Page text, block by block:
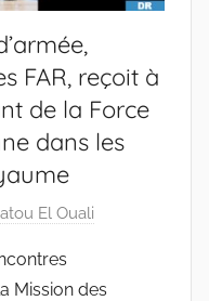
FAR, reçoit à
de la Force
dans les
El Ouali
Mission des